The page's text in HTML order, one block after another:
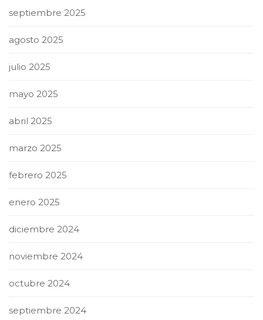
septiembre 2025
agosto 2025
julio 2025
mayo 2025
abril 2025
marzo 2025
febrero 2025
enero 2025
diciembre 2024
noviembre 2024
octubre 2024
septiembre 2024